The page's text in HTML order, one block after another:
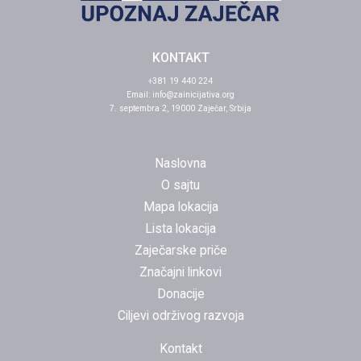
KONTAKT
+381 19 440 224
Email: info@zainicijativa.org
7. septembra 2, 19000 Zaječar, Srbija
Naslovna
O sajtu
Mapa lokacija
Lista lokacija
Zaječarske priče
Značajni linkovi
Donacije
Ciljevi održivog razvoja
Kontakt